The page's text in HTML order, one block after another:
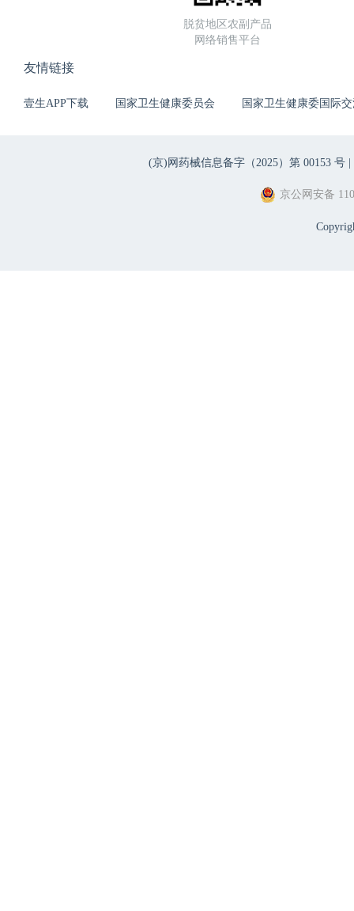
脱贫地区农副产品
网络销售平台
友情链接
壹生APP下载 国家卫生健康委员会 国家卫生健康委国际
(京)网药械信息备字（2025）第 00153 号 |
京公网安备